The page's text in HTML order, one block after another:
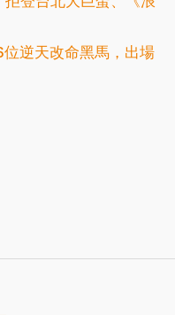
逆天改命黑馬，出場